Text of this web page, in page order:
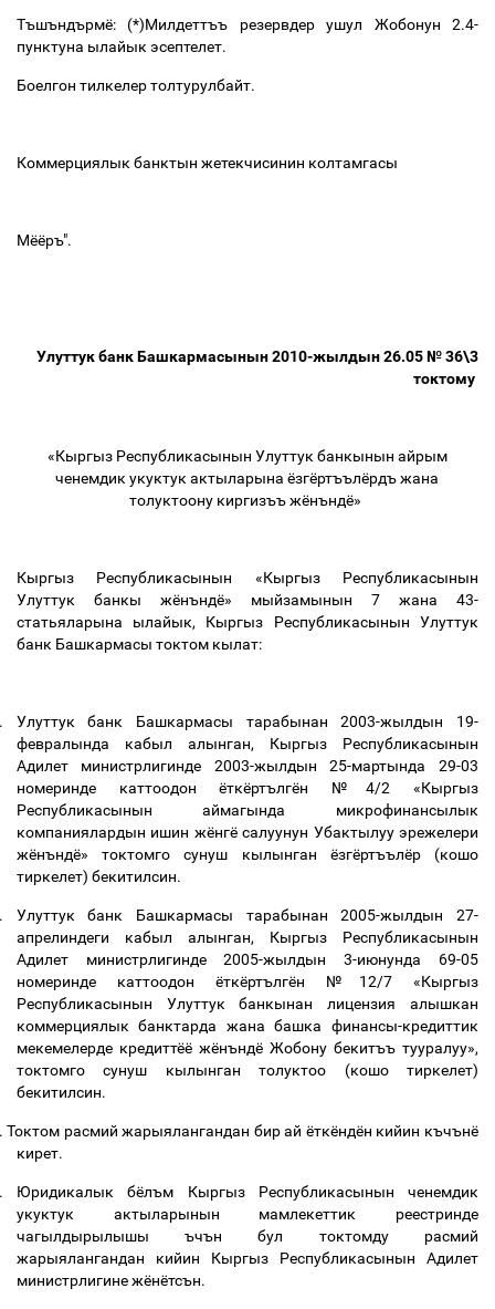
Тъшъндърмё: (*)Милдеттъъ резервдер ушул Жобонун 2.4-
пунктуна ылайык эсептелет.
Боелгон тилкелер толтурулбайт.
Коммерциялык банктын жетекчисинин колтамгасы
Мёёръ".
Улуттук банк Башкармасынын 2010-жылдын 26.05 № 36\3
токтому
«Кыргыз Республикасынын Улуттук банкынын айрым
ченемдик укуктук актыларына ёзгёртъълёрдъ жана
толуктоону киргизъъ жёнъндё»
Кыргыз Республикасынын «Кыргыз Республикасынын
Улуттук банкы жёнъндё» мыйзамынын 7 жана 43-
статьяларына ылайык, Кыргыз Республикасынын Улуттук
банк Башкармасы токтом кылат:
Улуттук банк Башкармасы тарабынан 2003-жылдын 19-
февралында кабыл алынган, Кыргыз Республикасынын
Адилет министрлигинде 2003-жылдын 25-мартында 29-03
номеринде каттоодон ёткёртългён №4/2 «Кыргыз
Республикасынын аймагында микрофинансылык
компаниялардын ишин жёнгё салуунун Убактылуу эрежелери
жёнъндё» токтомго сунуш кылынган ёзгёртъълёр (кошо
тиркелет) бекитилсин.
Улуттук банк Башкармасы тарабынан 2005-жылдын 27-
апрелиндеги кабыл алынган, Кыргыз Республикасынын
Адилет министрлигинде 2005-жылдын 3-июнунда 69-05
номеринде каттоодон ёткёртългён №12/7 «Кыргыз
Республикасынын Улуттук банкынан лицензия алышкан
коммерциялык банктарда жана башка финансы-кредиттик
мекемелерде кредиттёё жёнъндё Жобону бекитъъ тууралуу»,
токтомго сунуш кылынган толуктоо (кошо тиркелет)
бекитилсин.
Токтом расмий жарыялангандан бир ай ёткёндён кийин къчънё
кирет.
Юридикалык бёлъм Кыргыз Республикасынын ченемдик
укуктук актыларынын мамлекеттик реестринде
чагылдырылышы ъчън бул токтомду расмий
жарыялангандан кийин Кыргыз Республикасынын Адилет
министрлигине жёнётсън.